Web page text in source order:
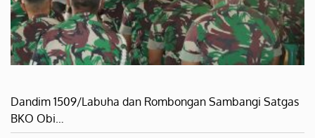
Dandim 1509/Labuha dan Rombongan Sambangi Satgas
BKO Obi…